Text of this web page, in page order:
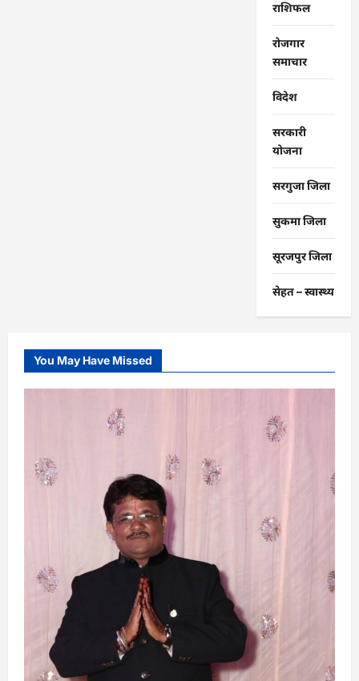
राशिफल
रोजगार
समाचार
विदेश
सरकारी
योजना
सरगुजा जिला
सुकमा जिला
सूरजपुर जिला
सेहत – स्‍वास्‍थ्‍य
You May Have Missed